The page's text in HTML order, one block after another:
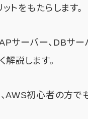
トをもたらします。
サーバー、DBサ
解説します。
AWS初心者の方